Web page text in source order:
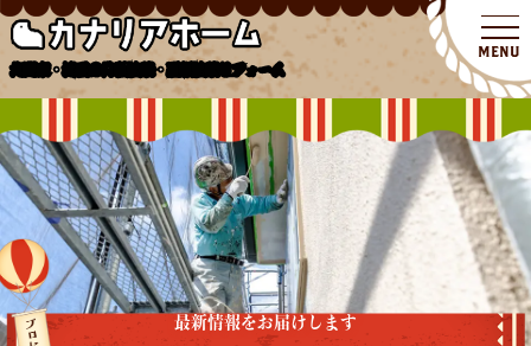
北関東・埼玉の外壁塗装・屋根塗装リフォーム
最新情報をお届けします